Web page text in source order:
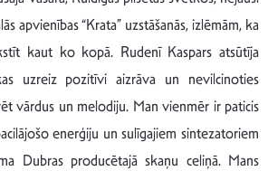
apvienības “Krata” uzstāšanās, izlēmām, ka
kaut ko kopā. Rudenī Kaspars atsūtīja
uzreiz pozitīvi aizrāva un nevilcinoties
vārdus un melodiju. Man vienmēr ir paticis
enerģiju un sulīgajiem sintezatoriem
Dubras producētajā skaņu celiņā. Mans